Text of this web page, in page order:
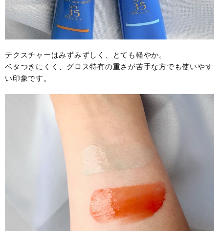
テクスチャーはみずみずしく、とても軽やか。
ベタつきにくく、グロス特有の重さが苦手な方でも使いやす
い印象です。